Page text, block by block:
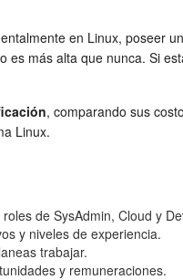
en Linux, poseer
más alta que nunca. Si
, comparando sus
Linux.
de SysAdmin, Cloud y
y niveles de experiencia.
trabajar.
y remuneraciones.